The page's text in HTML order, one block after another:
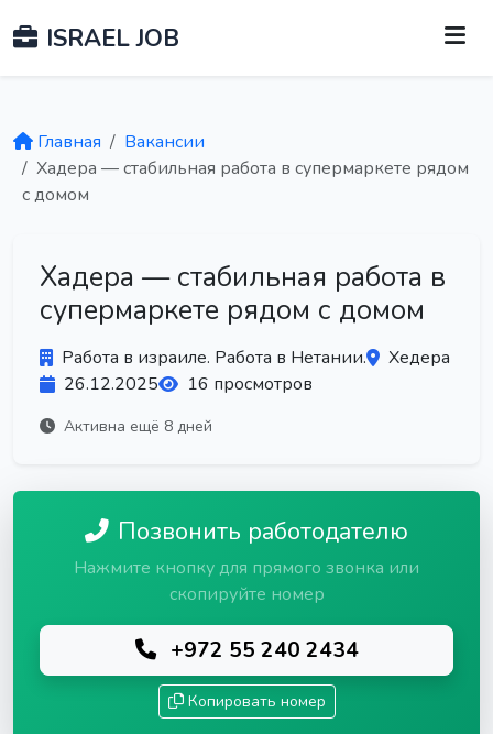
ISRAEL JOB
Главная
Вакансии
Хадера — стабильная работа в супермаркете рядом
с домом
Хадера — стабильная работа в
супермаркете рядом с домом
Работа в израиле. Работа в Нетании.
Хедера
26.12.2025
16 просмотров
Активна ещё 8 дней
Позвонить работодателю
Нажмите кнопку для прямого звонка или
скопируйте номер
+972 55 240 2434
Копировать номер